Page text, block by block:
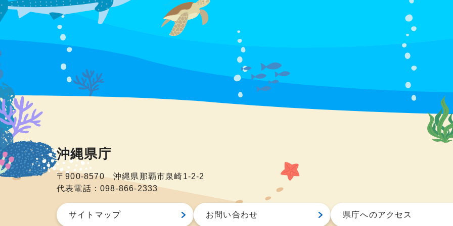
沖縄県庁
〒900-8570 沖縄県那覇市泉崎1-2-2
代表電話：098-866-2333
サイトマップ お問い合わせ 県庁へのアクセス